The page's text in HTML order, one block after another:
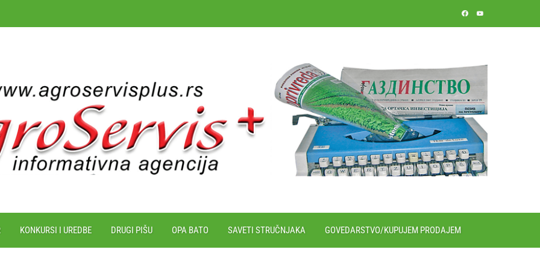
KONKURSI I UREDBE DRUGI PIŠU OPA BATO SAVETI STRUČNJAKA GOVEDARSTVO/KUPUJEM PRODAJEM